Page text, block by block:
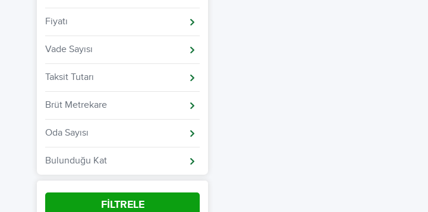
Fiyatı
Vade Sayısı
Taksit Tutarı
Brüt Metrekare
Oda Sayısı
Bulunduğu Kat
FİLTRELE